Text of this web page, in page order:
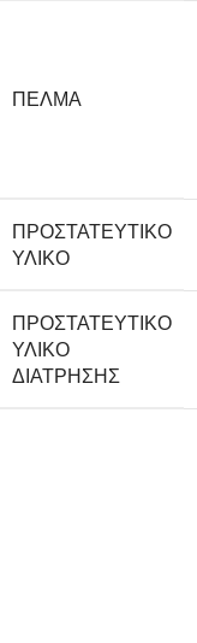
ΠΈΛΜΑ
ΠΡΟΣΤΑΤΕΥΤΙΚΌ
ΥΛΙΚΌ
ΠΡΟΣΤΑΤΕΥΤΙΚΌ
ΥΛΙΚΌ
ΔΙΆΤΡΗΣΗΣ